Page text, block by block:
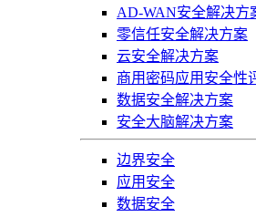
AD-WAN安全解决方
零信任安全解决方案
云安全解决方案
商用密码应用安全性
数据安全解决方案
安全大脑解决方案
边界安全
应用安全
数据安全